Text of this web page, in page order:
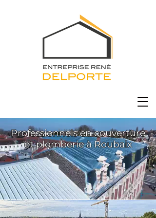
Professionnels en couverture
et plomberie à Roubaix